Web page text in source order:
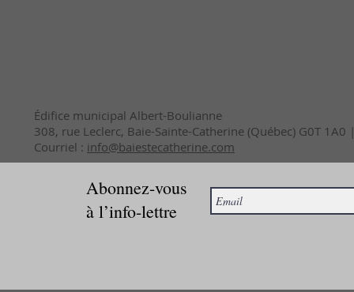
Édifice municipal Albert-Boulianne
308, rue Leclerc, Baie-Sainte-Catherine (Québec) G0T
Courriel : info@baiestecatherine.com
Abonnez-vous
à l’info-lettre